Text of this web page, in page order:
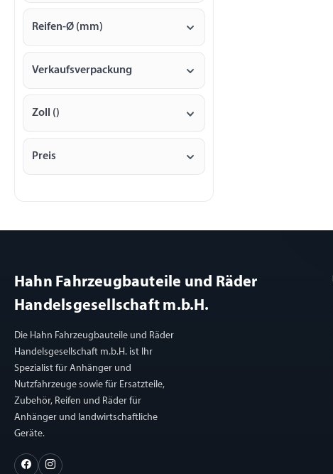
Reifen-Ø (mm)
Verkaufsverpackung
Zoll ()
Preis
Hahn Fahrzeugbauteile und Räder
Handelsgesellschaft m.b.H.
Die Hahn Fahrzeugbauteile und Räder
Handelsgesellschaft m.b.H. ist Ihr
Spezialist für Anhänger und
Nutzfahrzeuge sowie für Ersatzteile,
Zubehör, Reifen und Räder für
Anhänger und landwirtschaftliche
Geräte.